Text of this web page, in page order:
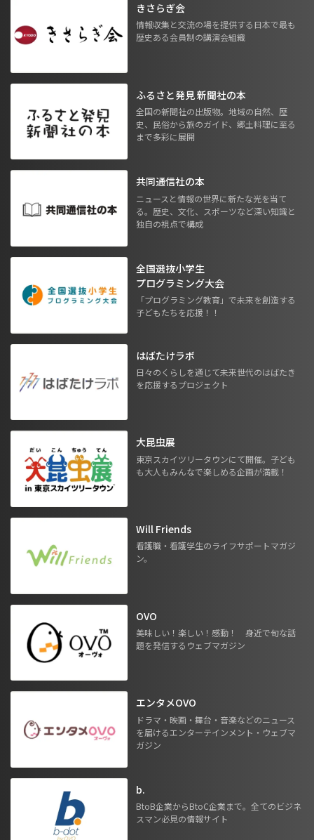
きさらぎ会
情報収集と交流の場を提供する日本で最も
歴史ある会員制の講演会組織
ふるさと発見 新聞社の本
全国の新聞社の出版物。地域の自然、歴
史、民俗から旅のガイド、郷土料理に至る
まで多彩に展開
共同通信社の本
ニュースと情報の世界に新たな光を当て
る。歴史、文化、スポーツなど深い知識と
独自の視点で構成
全国選抜小学生
プログラミング大会
「プログラミング教育」で未来を創造する
子どもたちを応援！！
はばたけラボ
日々のくらしを通じて未来世代のはばたき
を応援するプロジェクト
大昆虫展
東京スカイツリータウンにて開催。子ども
も大人もみんなで楽しめる企画が満載！
Will Friends
看護職・看護学生のライフサポートマガジ
ン。
OVO
美味しい！楽しい！感動！ 身近で旬な話
題を発信するウェブマガジン
エンタメOVO
ドラマ・映画・舞台・音楽などのニュース
を届けるエンターテインメント・ウェブマ
ガジン
b.
BtoB企業からBtoC企業まで。全てのビジネ
スマン必見の情報サイト